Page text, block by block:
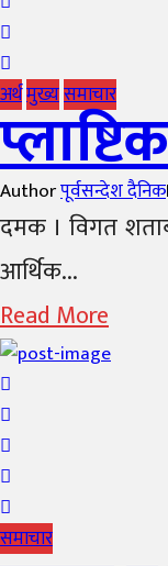
अर्थमुख्यसमाचार
Authorपूर्वसन्देश दैनिक
दमक । विगत
आर्थिक...
Read More
समाचार